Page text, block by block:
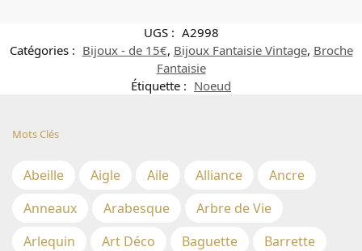
UGS : A2998
Catégories : Bijoux - de 15€, Bijoux Fantaisie Vintage, Broche
Fantaisie
Étiquette : Noeud
Mots Clés
Abeille Aigle Aile Alliance
Ancre
Anneaux
Arabesque
Arbre de Vie
Arlequin
Art Déco Baguette
Barrette